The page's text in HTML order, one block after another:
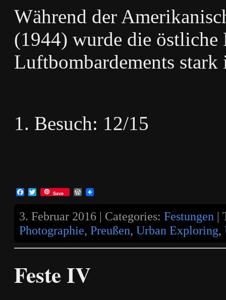
Während der
(1944) wurde die östliche
Luftbombardements
Besuch: 12/15
Facebook
TwitterSave WordPress
3. Februar 2016 | Categories: Festungen |
Photographie, Preußen, Urban Exploring,
Feste IV